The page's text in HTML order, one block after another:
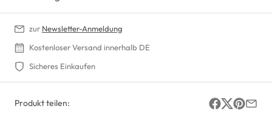
zur Newsletter-Anmeldung
Kostenloser Versand innerhalb DE
Sicheres Einkaufen
Produkt teilen: